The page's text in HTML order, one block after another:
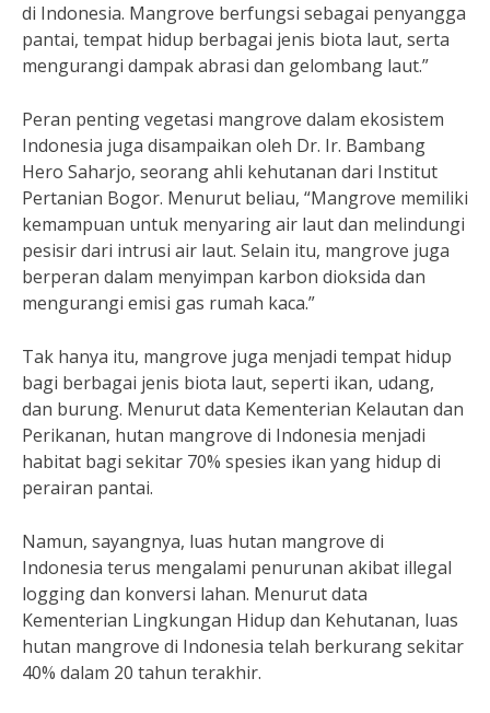
di Indonesia. Mangrove berfungsi sebagai penyangga
pantai, tempat hidup berbagai jenis biota laut, serta
mengurangi dampak abrasi dan gelombang laut.”
Peran penting vegetasi mangrove dalam ekosistem
Indonesia juga disampaikan oleh Dr. Ir. Bambang
Hero Saharjo, seorang ahli kehutanan dari Institut
Pertanian Bogor. Menurut beliau, “Mangrove memiliki
kemampuan untuk menyaring air laut dan melindungi
pesisir dari intrusi air laut. Selain itu, mangrove juga
berperan dalam menyimpan karbon dioksida dan
mengurangi emisi gas rumah kaca.”
Tak hanya itu, mangrove juga menjadi tempat hidup
bagi berbagai jenis biota laut, seperti ikan, udang,
dan burung. Menurut data Kementerian Kelautan dan
Perikanan, hutan mangrove di Indonesia menjadi
habitat bagi sekitar 70% spesies ikan yang hidup di
perairan pantai.
Namun, sayangnya, luas hutan mangrove di
Indonesia terus mengalami penurunan akibat illegal
logging dan konversi lahan. Menurut data
Kementerian Lingkungan Hidup dan Kehutanan, luas
hutan mangrove di Indonesia telah berkurang sekitar
40% dalam 20 tahun terakhir.